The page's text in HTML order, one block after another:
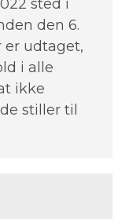
sted i
den 6.
er udtaget,
i alle
ikke
stiller til